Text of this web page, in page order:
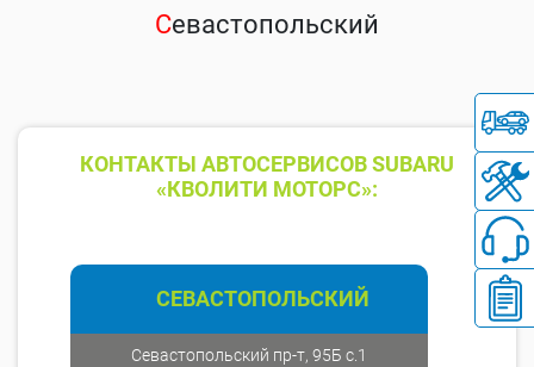
Севастопольский
КОНТАКТЫ АВТОСЕРВИСОВ SUBARU
«КВОЛИТИ МОТОРС»:
СЕВАСТОПОЛЬСКИЙ
Севастопольский пр-т, 95Б с.1